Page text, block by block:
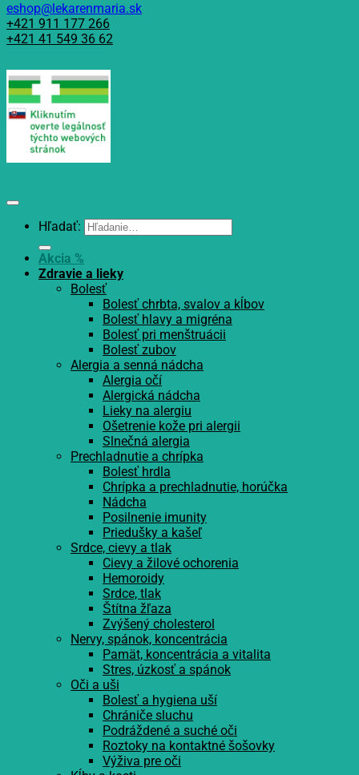
eshop@lekarenmaria.sk
+421 911 177 266
+421 41 549 36 62
Hľadať:
Akcia %
Zdravie a lieky
Bolesť
Bolesť chrbta, svalov a kĺbov
Bolesť hlavy a migréna
Bolesť pri menštruácii
Bolesť zubov
Alergia a senná nádcha
Alergia očí
Alergická nádcha
Lieky na alergiu
Ošetrenie kože pri alergii
Slnečná alergia
Prechladnutie a chrípka
Bolesť hrdla
Chrípka a prechladnutie, horúčka
Nádcha
Posilnenie imunity
Priedušky a kašeľ
Srdce, cievy a tlak
Cievy a žilové ochorenia
Hemoroidy
Srdce, tlak
Štítna žľaza
Zvýšený cholesterol
Nervy, spánok, koncentrácia
Pamät, koncentrácia a vitalita
Stres, úzkosť a spánok
Oči a uši
Bolesť a hygiena uší
Chrániče sluchu
Podráždené a suché oči
Roztoky na kontaktné šošovky
Výživa pre oči